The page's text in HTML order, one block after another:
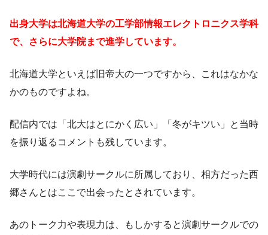
出身大学は北海道大学の工学部情報エレクトロニクス学科
で、さらに大学院まで進学しています。
北海道大学といえば旧帝大の一つですから、これはなかな
かのものですよね。
配信内では「北大はとにかく広い」「冬がキツい」と当時
を振り返るコメントも残しています。
大学時代には演劇サークルに所属しており、相方だった西
郷さんとはここで出会ったとされています。
あのトーク力や表現力は、もしかすると演劇サークルでの